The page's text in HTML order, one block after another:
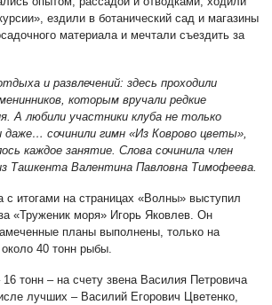
ездили в ботанический сад и магазины
материала и мечтали съездить за
и развлечений: здесь проходили
которым вручали редкие
А любили участники клуба не только
сочинили гимн «Из Коврово цветы»,
каждое занятие. Слова сочинила член
Ташкента Валентина Павловна Тимофеева.
с итогами на страницах «Волны» выступил
«Труженик моря» Игорь Яковлев. Он
планы выполнены, только на
40 тонн рыбы.
тонн – на счету звена Василия Петровича
лучших – Василий Егорович Цветенко,